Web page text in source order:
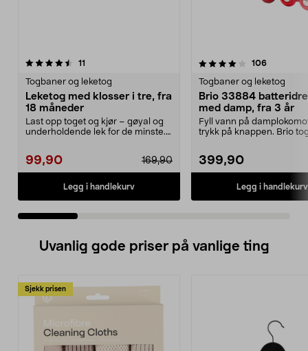
11
Togbaner og leketog
Leketog med klosser i tre, fra
18 måneder
Last opp toget og kjør – gøyal og
underholdende lek for de minste.
99,90 169,90
Legg i handlekurv
4.0 av 5 stjerner 106
Togbaner og leketog
Brio 33884
med damp, fra 3 år
Fyll vann på
trykk på knappen. Brio
399,90
Legg i handlekurv
4.5 av 5 stjerner
Uvanlig gode priser på vanlige ting
Sjekk prisen